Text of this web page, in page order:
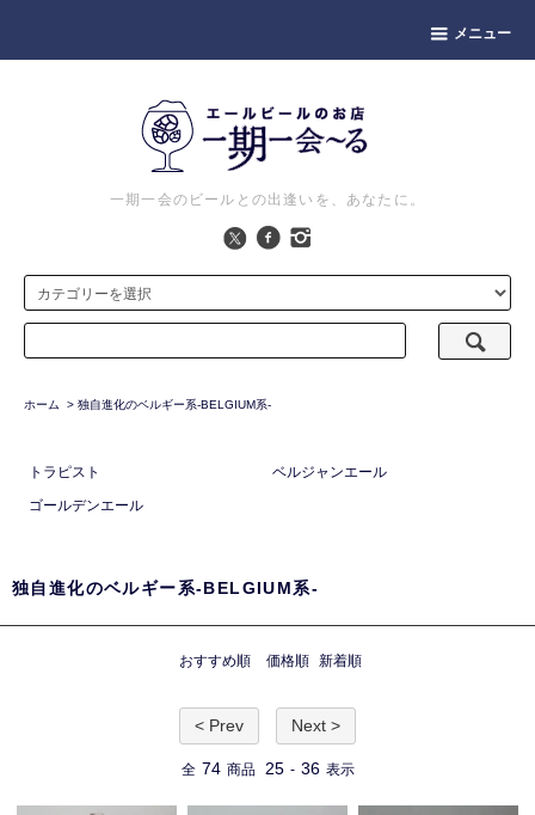
メニュー
一期一会のビールとの出逢いを、あなたに。
ホーム > 独自進化のベルギー系-BELGIUM系-
トラピスト
ベルジャンエール
ゴールデンエール
独自進化のベルギー系-BELGIUM系-
おすすめ順 価格順 新着順
< Prev Next >
全 74 商品 25 - 36 表示